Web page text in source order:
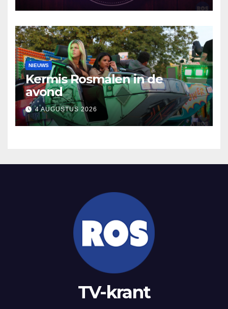
NIEUWS
Kermis Rosmalen in de
avond
4 AUGUSTUS 2026
TV-krant